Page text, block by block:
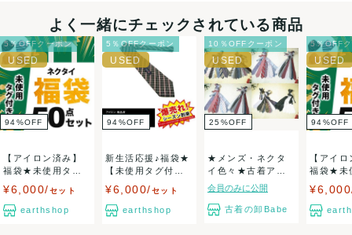
い致します。対応できることがあれば、誠意をもって対応致
します。
決済方法
ニ払い
よく一緒にチェックされている商品
5％OFFクーポン
94%OFF
【アイロン済み】
福袋★未使用タグ
ド...
¥6,000/セット
earthshop
5％OFFクーポン
94%OFF
新生活応援♪福袋★
【未使用タグ付き
ド...
¥6,000/セット
earthshop
10％OFFクーポン
25 %OFF
★メンズ・ネクタ
イ色々★古着アイ
テム★50本セッ
ト...
会員のみに公開
古着の卸Babe
5％OFF
94%OFF
【アイ
福袋★未
ド...